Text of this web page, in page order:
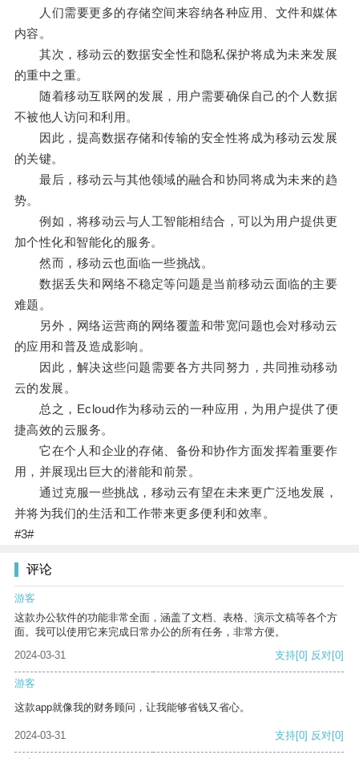
人们需要更多的存储空间来容纳各种应用、文件和媒体
内容。
其次，移动云的数据安全性和隐私保护将成为未来发展
的重中之重。
随着移动互联网的发展，用户需要确保自己的个人数据
不被他人访问和利用。
因此，提高数据存储和传输的安全性将成为移动云发展
的关键。
最后，移动云与其他领域的融合和协同将成为未来的趋
势。
例如，将移动云与人工智能相结合，可以为用户提供更
加个性化和智能化的服务。
然而，移动云也面临一些挑战。
数据丢失和网络不稳定等问题是当前移动云面临的主要
难题。
另外，网络运营商的网络覆盖和带宽问题也会对移动云
的应用和普及造成影响。
因此，解决这些问题需要各方共同努力，共同推动移动
云的发展。
总之，Ecloud作为移动云的一种应用，为用户提供了便
捷高效的云服务。
它在个人和企业的存储、备份和协作方面发挥着重要作
用，并展现出巨大的潜能和前景。
通过克服一些挑战，移动云有望在未来更广泛地发展，
并将为我们的生活和工作带来更多便利和效率。
#3#
评论
游客
这款办公软件的功能非常全面，涵盖了文档、表格、演示文稿等各个方
面。我可以使用它来完成日常办公的所有任务，非常方便。
2024-03-31
支持[0] 反对[0]
游客
这款app就像我的财务顾问，让我能够省钱又省心。
2024-03-31 支持[0] 反对[0]